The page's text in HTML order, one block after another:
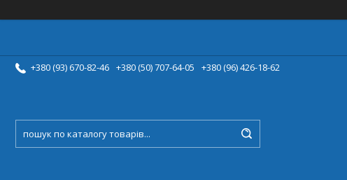
+380 (93) 670-82-46 +380 (50) 707-64-05 +380 (96) 426-18-62